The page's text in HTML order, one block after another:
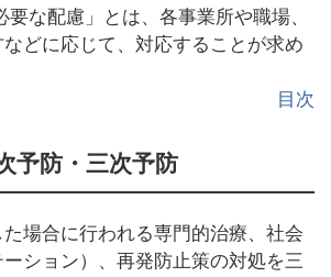
要な配慮」とは、各事業所や職場、
どに応じて、対応することが求め
目次
予防・三次予防
場合に行われる専門的治療、社会
ション）、再発防止策の対処を三